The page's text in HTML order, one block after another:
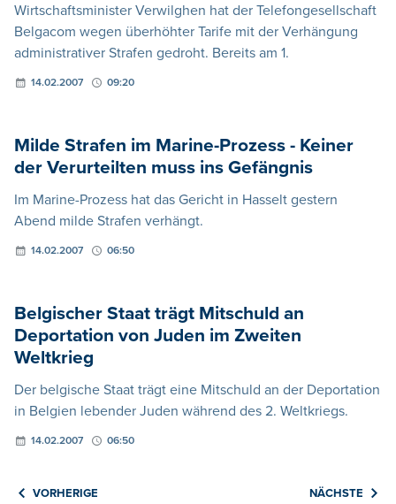
Wirtschaftsminister Verwilghen hat der Telefongesellschaft
Belgacom wegen überhöhter Tarife mit der Verhängung
administrativer Strafen gedroht. Bereits am 1.
14.02.2007 09:20
Milde Strafen im Marine-Prozess - Keiner
der Verurteilten muss ins Gefängnis
Im Marine-Prozess hat das Gericht in Hasselt gestern
Abend milde Strafen verhängt.
14.02.2007 06:50
Belgischer Staat trägt Mitschuld an
Deportation von Juden im Zweiten
Weltkrieg
Der belgische Staat trägt eine Mitschuld an der Deportation
in Belgien lebender Juden während des 2. Weltkriegs.
14.02.2007 06:50
VORHERIGE NÄCHSTE